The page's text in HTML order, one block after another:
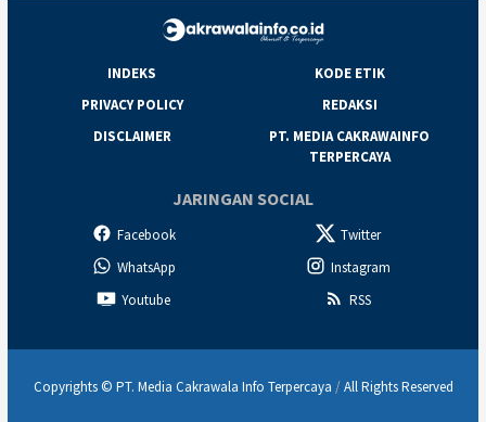
INDEKS
KODE ETIK
PRIVACY POLICY
REDAKSI
DISCLAIMER
PT. MEDIA CAKRAWAINFO
TERPERCAYA
JARINGAN SOCIAL
Facebook
Twitter
WhatsApp
Instagram
Youtube
RSS
Copyrights © PT. Media Cakrawala Info Terpercaya /All Rights Reserved